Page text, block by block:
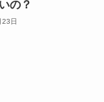
の？
日